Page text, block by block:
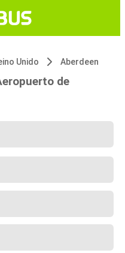
Unido Aberdeen
de